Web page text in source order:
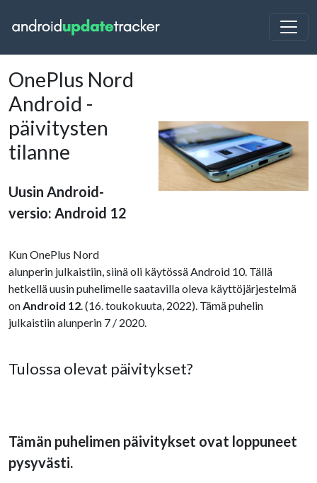
OnePlus Nord
Android -
päivitysten
tilanne
Uusin Android-
versio: Android 12
Kun OnePlus Nord
alunperin julkaistiin, siinä oli käytössä Android 10. Tällä
hetkellä uusin puhelimelle saatavilla oleva käyttöjärjestelmä
onAndroid 12. (16. toukokuuta, 2022). Tämä puhelin
julkaistiin alunperin 7 / 2020.
Tulossa olevat päivitykset?
Tämän puhelimen päivitykset ovat loppuneet
pysyvästi.